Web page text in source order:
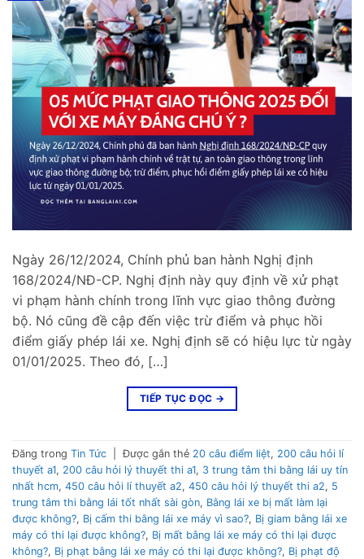
Ngày 26/12/2024, Chính phủ ban hành Nghị định
168/2024/NĐ-CP. Nghị định này quy định về xử phạt
vi phạm hành chính trong lĩnh vực giao thông đường
bộ. Nó cũng đề cập đến việc trừ điểm và phục hồi
điểm giấy phép lái xe. Nghị định sẽ có hiệu lực từ ngày
01/01/2025. Theo đó, […]
TIẾP TỤC ĐỌC →
Đăng trong Tin Tức Được gắn thẻ 20 câu điểm liệt, 200 câu hỏi lí
thuyết a1, 200 câu hỏi lý thuyết thi a1, 3 trung tâm thi bằng lái uy tín
nhất hcm, 450 câu hỏi lí thuyết a2, 450 câu hỏi lý thuyết thi a2, 5
trung tâm thi bằng lái tốt nhất sài gòn, Bằng lái xe bị mất làm lại
được không?, Bị cấm thi bằng lái xe máy vì sao?, Bị giam bằng lái xe
máy có thi lại được không?, Bị mất bằng lái xe máy có thi lại được
không?, Bị phạt bằng lái xe máy có thi lại được không?, Bị phạt độ